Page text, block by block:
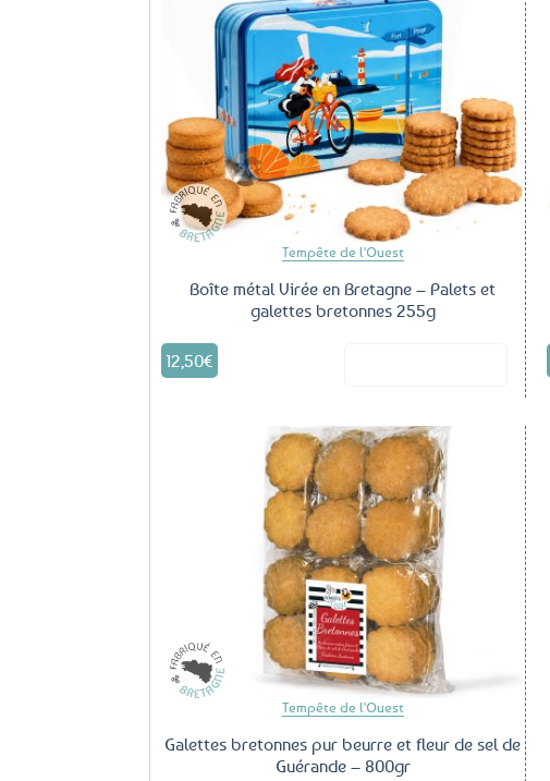
Tempête de l'Ouest
Boîte métal Virée en Bretagne – Palets et
galettes bretonnes 255g
12,50€
Tempête de l'Ouest
Galettes bretonnes pur beurre et fleur de sel de
Guérande – 800gr